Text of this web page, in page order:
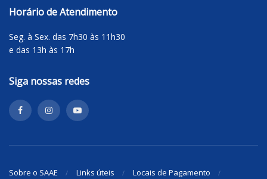
Horário de Atendimento
Seg. à Sex. das 7h30 às 11h30
e das 13h às 17h
Siga nossas redes
Sobre o SAAE Links úteis Locais de Pagamento